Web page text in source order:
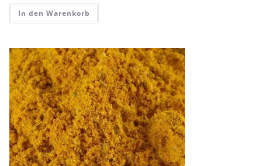
In den Warenkorb